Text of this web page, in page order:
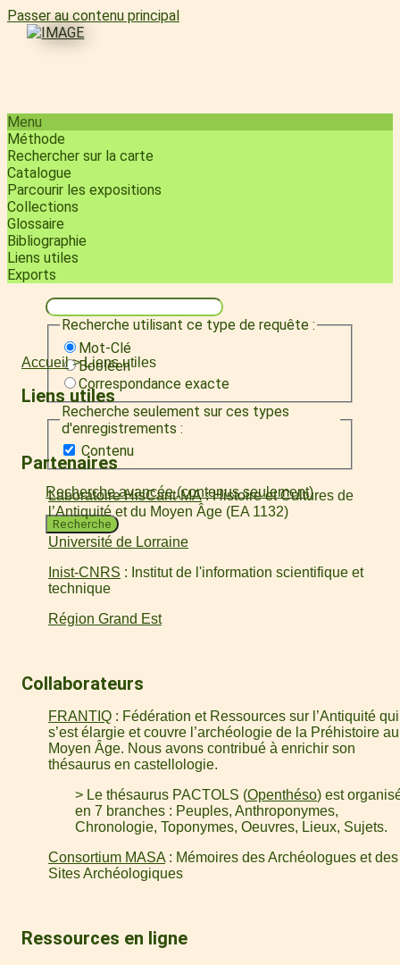
Passer au contenu principal
Menu
Méthode
Rechercher sur la carte
Catalogue
Parcourir les expositions
Collections
Glossaire
Bibliographie
Liens utiles
Exports
Recherche utilisant ce type de requête :
Mot-Clé
Booléen
Correspondance exacte
Recherche seulement sur ces types
d'enregistrements :
Contenu
Recherche avancée (contenus seulement)
Recherche
Accueil> Liens utiles
Liens utiles
Partenaires
Laboratoire HisCant-MA: Histoire et Cultures de
l’Antiquité et du Moyen Âge (EA 1132)
Université de Lorraine
Inist-CNRS : Institut de l'information scientifique et
technique
Région Grand Est
Collaborateurs
FRANTIQ : Fédération et Ressources sur l’Antiquité qui
s’est élargie et couvre l’archéologie de la Préhistoire au
Moyen Âge. Nous avons contribué à enrichir son
thésaurus en castellologie.
> Le thésaurus PACTOLS (Openthéso) est
en 7 branches : Peuples, Anthroponymes,
Chronologie, Toponymes, Oeuvres, Lieux, Sujets.
Consortium MASA : Mémoires des Archéologues et des
Sites Archéologiques
Ressources en ligne